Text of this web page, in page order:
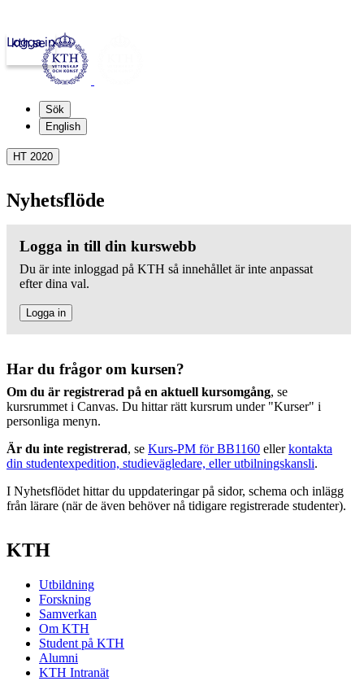
kth.se
Logga in
Sök
English
HT 2020
Nyhetsflöde
Logga in till din kurswebb
Du är inte inloggad på KTH så innehållet är inte anpassat
efter dina val.
Logga in
Har du frågor om kursen?
Om du är registrerad på en aktuell kursomgång, se
kursrummet i Canvas. Du hittar rätt kursrum under "Kurser" i
personliga menyn.
Är du inte registrerad, se Kurs-PM för BB1160 ellerkontakta
din studentexpedition, studievägledare, eller utbilningskansli.
I Nyhetsflödet hittar du uppdateringar på sidor, schema och inlägg
från lärare (när de även behöver nå tidigare registrerade studenter).
KTH
Utbildning
Forskning
Samverkan
Om KTH
Student på KTH
Alumni
KTH Intranät